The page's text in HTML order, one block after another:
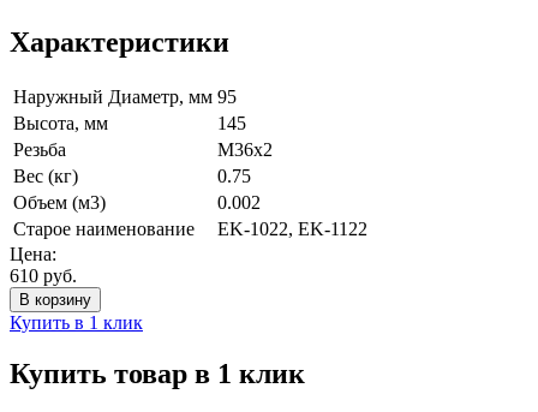
Характеристики
Наружный Диаметр, мм 95
Высота, мм
145
Резьба
M36х2
Вес (кг)
0.75
Объем (м3)
0.002
Старое наименование
EK-1022, EK-1122
Цена:
610 руб.
Купить в 1 клик
Купить товар в 1 клик